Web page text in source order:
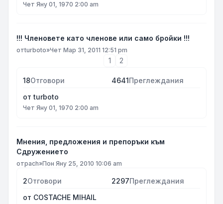
Чет Яну 01, 1970 2:00 am
!!! Членовете като членове или само бройки !!!
отturboto»Чет Мар 31, 2011 12:51 pm
1 2
18Отговори 4641Преглеждания
отturboto
Чет Яну 01, 1970 2:00 am
Мнения, предложения и препоръки към
Сдружението
отpach»Пон Яну 25, 2010 10:06 am
2Отговори 2297Преглеждания
от COSTACHE MIHAIL